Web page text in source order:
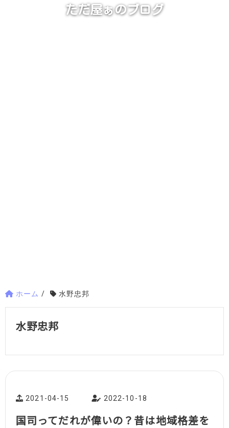
ただ屋ぁのブログ
ホーム / 水野忠邦
水野忠邦
2021-04-15 2022-10-18
国司ってだれが偉いの？昔は地域格差を